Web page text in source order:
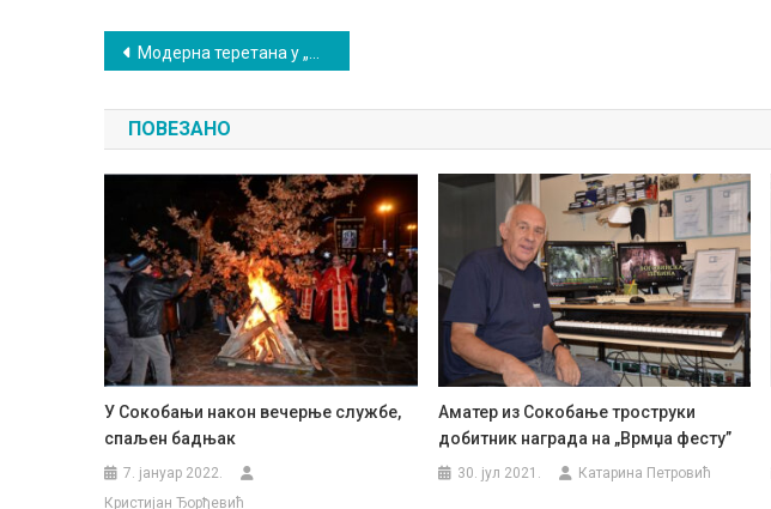
Кретање
чланка
Модерна теретана у „Подини”: Бесплатно вежбање до краја године
ПОВЕЗАНО
У Сокобањи након вечерње службе,
спаљен бадњак
7. јануар 2022.
Кристијан Ђорђевић
Аматер из Сокобање троструки
добитник награда на „Врмџа фесту”
30. јул 2021. Катарина Петровић